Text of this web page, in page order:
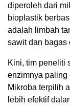
diperoleh dari
bioplastik
adalah limbah
sawit dan bagas
Kini, tim peneliti
enzimnya paling
Mikroba terpilih
lebih efektif